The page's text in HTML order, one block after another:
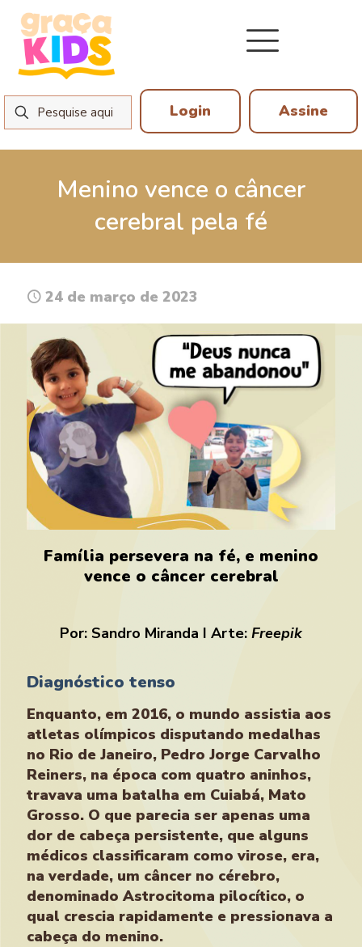
Login Assine
Menino vence o câncer
cerebral pela fé
24 de março de 2023
Família persevera na fé, e menino
vence o câncer cerebral
Por: Sandro Miranda I Arte: Freepik
Diagnóstico tenso
Enquanto, em 2016, o mundo assistia aos
atletas olímpicos disputando medalhas
no Rio de Janeiro, Pedro Jorge Carvalho
Reiners, na época com quatro aninhos,
travava uma batalha em Cuiabá, Mato
Grosso. O que parecia ser apenas uma
dor de cabeça persistente, que alguns
médicos classificaram como virose, era,
na verdade, um câncer no cérebro,
denominado Astrocitoma pilocítico, o
qual crescia rapidamente e pressionava a
cabeça do menino.